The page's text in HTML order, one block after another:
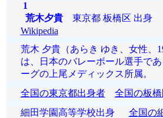
1
荒木夕貴東京都 板橋区 出身
Wikipedia
荒木 夕貴（あらき ゆき、女性、
は、日本のバレーボール選手で
ーグの上尾メディックス所属。
全国の東京都出身者
全国の板
細田学園高等学校出身 全国の